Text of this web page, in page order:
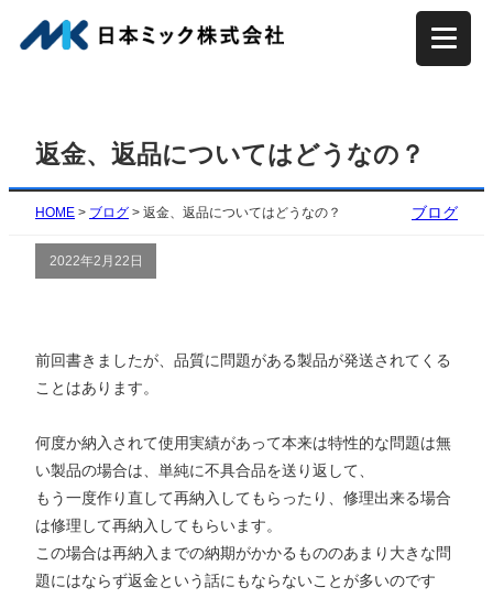
容
プ
返金、返品についてはどうなの？
HOME > ブログ > 返金、返品についてはどうなの？ ブログ
2022年2月22日
前回書きましたが、品質に問題がある製品が発送されてくる
ことはあります。
何度か納入されて使用実績があって本来は特性的な問題は無
い製品の場合は、単純に不具合品を送り返して、
もう一度作り直して再納入してもらったり、修理出来る場合
は修理して再納入してもらいます。
この場合は再納入までの納期がかかるもののあまり大きな問
題にはならず返金という話にもならないことが多いのです